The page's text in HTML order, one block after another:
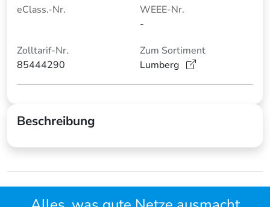
eClass.-Nr.
WEEE-Nr.
-
Zolltarif-Nr.
85444290
Zum Sortiment
Lumberg
Beschreibung